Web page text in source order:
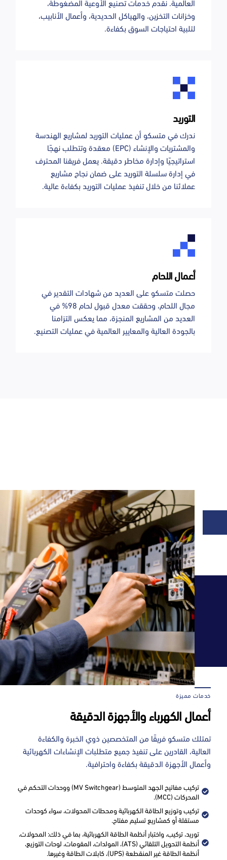
العالمية. نقدم خدمات تصنيع الأوعية المضغوطة،
وخزانات التخزين، والهياكل الحديدية، وأعمال الأنابيب،
لتلبية احتياجات السوق بكفاءة.
التوريد
ندرك في متسكو أن عمليات التوريد لمشاريع الهندسة
والمشتريات والإنشاء (EPC) معقدة وتتطلب نهجًا
استراتيجيًا وإدارة مخاطر دقيقة. يعمل فريقنا المحترف
في إدارة سلسلة التوريد على ضمان نجاح مشاريع
عملائنا من خلال تنفيذ عمليات التوريد بكفاءة عالية.
أعمال اللحام
حصلت متسكو على العديد من شهادات التقدير في
مجال اللحام، وحققت معدل قبول لحام 98% في
العديد من المشاريع المنجزة، مما يعكس التزامنا
بالجودة العالية والمعايير العالمية في عمليات التصنيع.
خدمات مميزة
أعمال الكهرباء والأجهزة الدقيقة
تمتلك متسكو فريقًا من المتخصصين ذوي الخبرة والكفاءة
العالية، القادرين على تنفيذ جميع متطلبات الإنشاءات الكهربائية
وأعمال الأجهزة الدقيقة بكفاءة واحترافية.
تركيب مفاتيح الجهد المتوسط (MV Switchgear) ووحدات التحكم في
المحركات (MCC).
تركيب وتوزيع الطاقة الكهربائية ومحطات المحولات، سواء كوحدات
مستقلة أو كمشاريع تسليم مفتاح.
توريد، تركيب، واختبار أنظمة الطاقة الكهربائية، بما في ذلك: المحولات،
أنظمة التحويل التلقائي (ATS)، المولدات، المقومات، لوحات التوزيع،
أنظمة الطاقة غير المنقطعة (UPS)، كابلات الطاقة وغيرها.